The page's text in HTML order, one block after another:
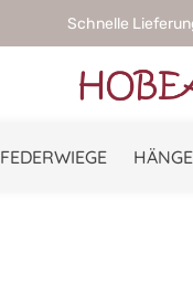
Schnelle
FEDERWIEGE